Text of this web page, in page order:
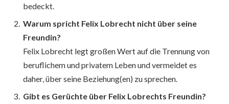
bedeckt.
Warum spricht Felix Lobrecht nicht über seine
Freundin?
Felix Lobrecht legt großen Wert auf die Trennung von
beruflichem und privatem Leben und vermeidet es
daher, über seine Beziehung(en) zu sprechen.
Gibt es Gerüchte über Felix Lobrechts Freundin?